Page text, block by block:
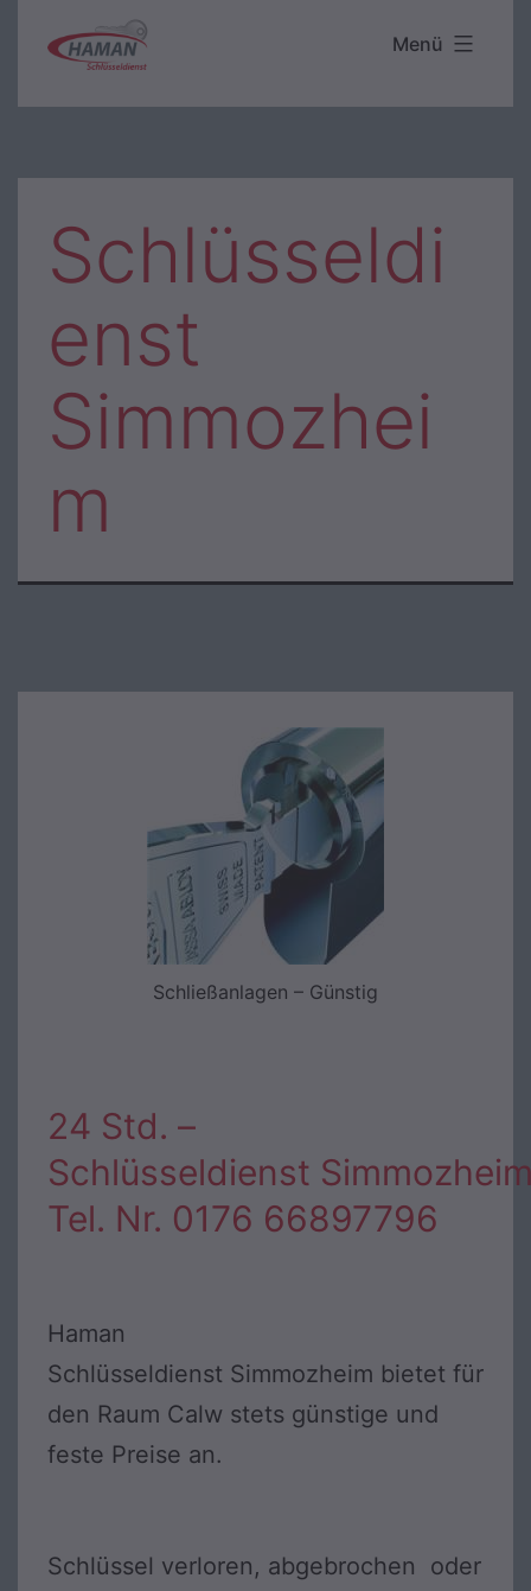
Inhalt
springen
Haman
Menü
Schlüsseldi
enst
Simmozhei
m
Schließanlagen – Günstig
24 Std. –
Schlüsseldienst
Tel. Nr. 0176 66897796
Haman
Schlüsseldienst Simmozheim bietet für
den Raum Calw stets günstige und
feste Preise an.
Schlüssel verloren, abgebrochen oder